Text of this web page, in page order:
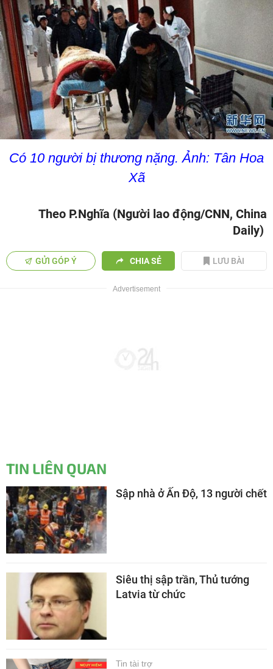
Có 10 người bị thương nặng. Ảnh: Tân Hoa
Xã
Theo P.Nghĩa (Người lao động/CNN, China
Daily)
GỬI GÓP Ý CHIA SẺ LƯU BÀI
TIN LIÊN QUAN
Sập nhà ở Ấn Độ, 13 người chết
Siêu thị sập trần, Thủ tướng
Latvia từ chức
Tin tài trợ